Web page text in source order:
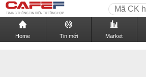
Home Tin mới Market